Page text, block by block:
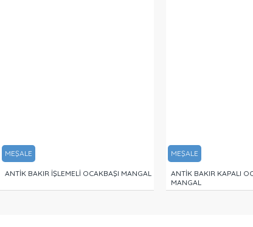
MEŞALE
ANTİK BAKIR İŞLEMELİ OCAKBAŞI MANGAL
MEŞALE
ANTİK BAKIR KAPALI
MANGAL